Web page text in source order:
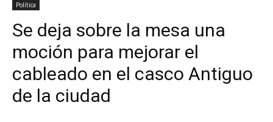
Política
Se deja sobre la mesa una
moción para mejorar el
cableado en el casco Antiguo
de la ciudad